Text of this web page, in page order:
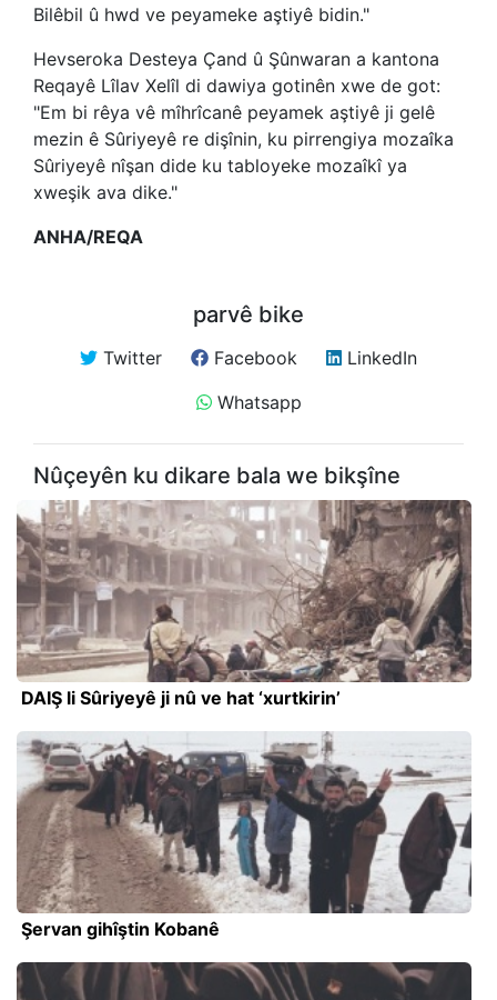
Bilêbil û hwd ve peyameke aştiyê bidin."
Hevseroka Desteya Çand û Şûnwaran a kantona
Reqayê Lîlav Xelîl di dawiya gotinên xwe de got:
"Em bi rêya vê mîhrîcanê peyamek aştiyê ji gelê
mezin ê Sûriyeyê re dişînin, ku pirrengiya mozaîka
Sûriyeyê nîşan dide ku tabloyeke mozaîkî ya
xweşik ava dike."
ANHA/REQA
parvê bike
Twitter Facebook
LinkedIn
Whatsapp
Nûçeyên ku dikare bala we bikşîne
DAIŞ li Sûriyeyê ji nû ve hat ‘xurtkirin’
Şervan gihîştin Kobanê